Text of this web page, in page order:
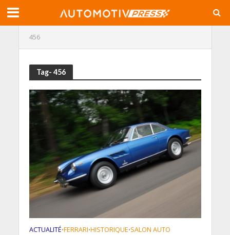
456
Tag- 456
ACTUALITÉ•FERRARI•HISTORIQUE•SALON AUTO